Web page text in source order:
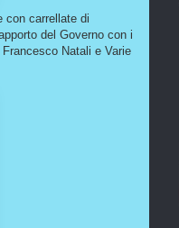
con carrellate di
del Governo con i
Natali e Varie